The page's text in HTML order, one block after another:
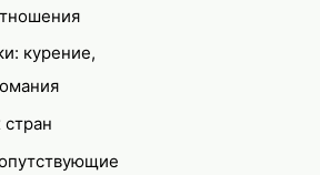
курение,